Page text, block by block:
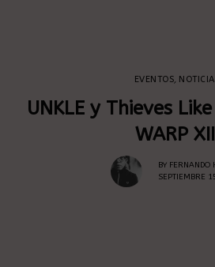
EVENTOS,
UNKLE y Thieves
WARP
BY FERNANDO
SEPTIEMBRE